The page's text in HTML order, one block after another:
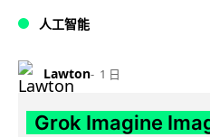
人工智能
Lawton 1 日
Grok Imagine